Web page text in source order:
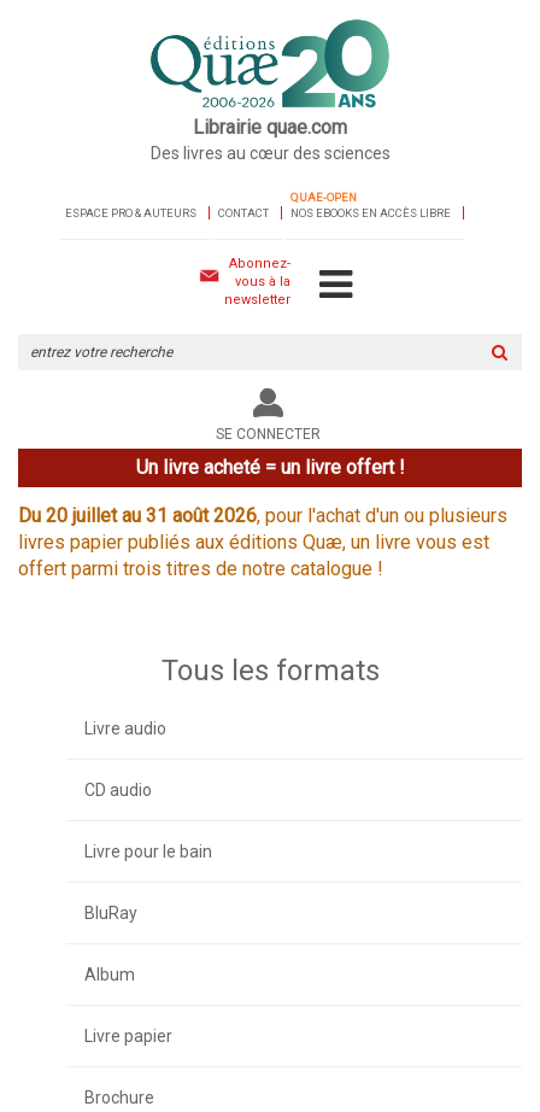
Librairie quae.com
Des livres au cœur des sciences
ESPACE PRO & AUTEURS CONTACT
QUAE-OPEN
NOS EBOOKS EN ACCÈS LIBRE
Abonnez-
vous à la
newsletter
le
site
SE CONNECTER
Un livre acheté = un livre offert !
Du 20 juillet au 31 août 2026, pour l'achat d'un ou plusieurs
livres papier publiés aux éditions Quæ, un livre vous est
offert parmi trois titres de notre catalogue !
Tous les formats
Livre audio
CD audio
Livre pour le bain
BluRay
Album
Livre papier
Brochure